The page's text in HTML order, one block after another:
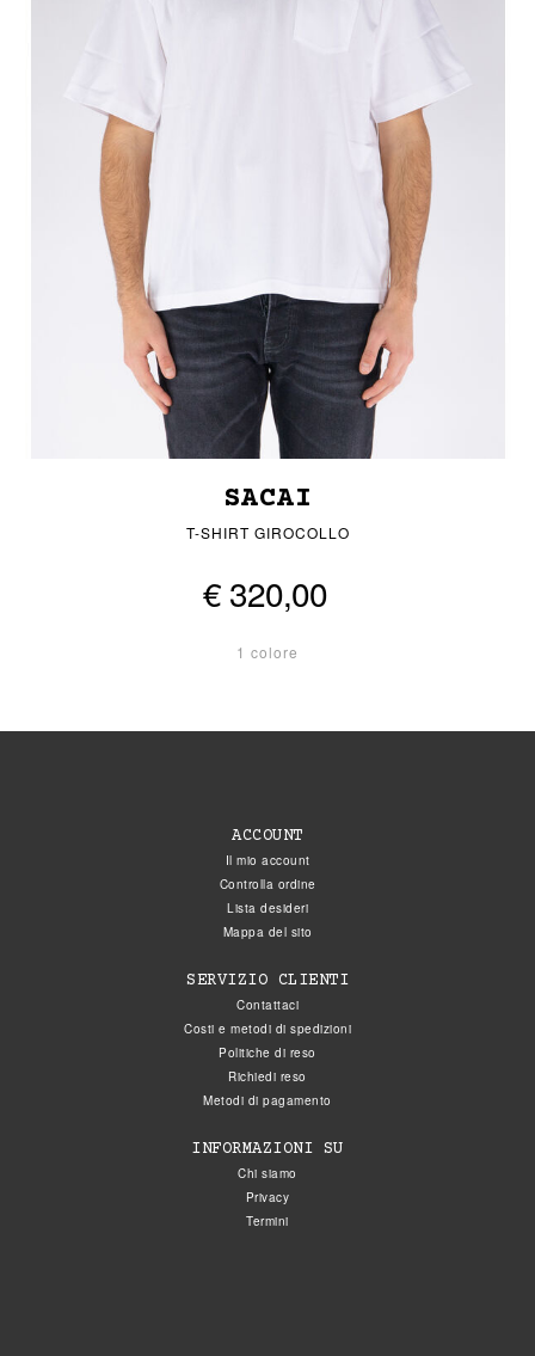
SACAI
T-SHIRT GIROCOLLO
€ 320,00
1 colore
ACCOUNT
Il mio account
Controlla ordine
Lista desideri
Mappa del sito
SERVIZIO CLIENTI
Contattaci
Costi e metodi di spedizioni
Politiche di reso
Richiedi reso
Metodi di pagamento
INFORMAZIONI SU
Chi siamo
Privacy
Termini